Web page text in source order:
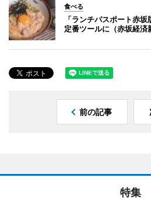
食べる
「ランチパスポート赤
定番ツールに（赤坂経済
前の記事
特集